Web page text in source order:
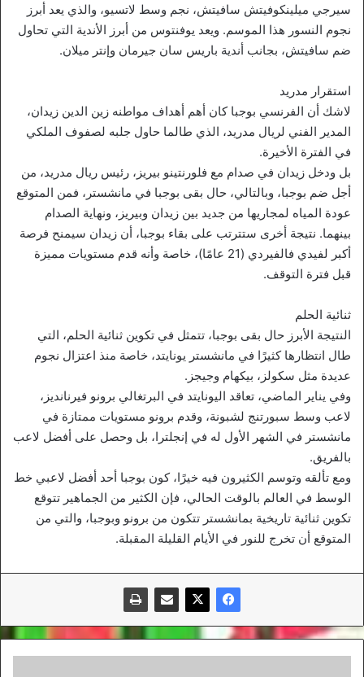
سيرجي ميلينكوفيتش سافيتش، نجم وسط لاتسيو، والذي يعد أبرز
نجوم النسور هذا الموسم. ويعد يوفنتوس من أبرز الأندية التي تحاول
ضم سافيتش، بجانب أندية باريس سان جيرمان وإنتر ميلان.
استقرار مدريد
لاشك أن الفرنسي بوجبا كان أهم أهداف مواطنه زين الدين زيدان،
المدير الفني لريال مدريد، الذي طالما حاول جلبه لصفوف الملكي
في الفترة الأخيرة.
بل ودخل زيدان في صدام مع فلورنتينو بيريز، رئيس ريال مدريد، من
أجل ضم بوجبا، وبالتالي، حال بقى بوجبا في مانشستر، فمن المتوقع
عودة المياه لمجاريها من جديد بين زيدان وبيريز، ونهاية الصدام
بينهما. نتيجة أخرى ستترتب على بقاء بوجبا، أن زيدان سيمنح فرصة
أكبر لفيدي فالفيردي (21 عامًا)، خاصة وأنه قدم مستويات مميزة
قبل فترة التوقف.
ثنائية الحلم
النتيجة الأبرز حال بقى بوجبا، تتمثل في تكوين ثنائية الحلم، التي
طال انتظارها كثيرًا في مانشستر يونايتد، خاصة منذ اعتزال نجوم
عديدة مثل سكولز، بيكهام وجيجز.
وفي يناير الماضي، تعاقد اليونايتد في البرتغالي برونو فيرنانديز،
لاعب وسط سبورتنج لشبونة، وقدم برونو مستويات ممتازة في
مانشستر في الشهر الأول له في إنجلترا، بل وحصل على أفضل لاعب
بالفريق.
ومع تألقه وتوسم الكثيرون فيه خيرًا، كون بوجبا أحد أفضل لاعبي خط
الوسط في العالم بالوقت الحالي، فإن الكثير من الجماهير تتوقع
تكوين ثنائية تاريخية بمانشستر تتكون من برونو وبوجبا، والتي من
المتوقع أن تخرج للنور في الأيام القليلة المقبلة.